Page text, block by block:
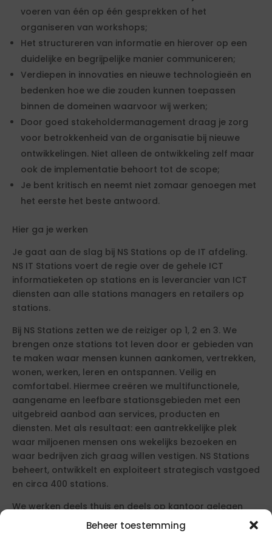
Beheer toestemming
voeren van één op één gesprekken of het
organiseren van workshops;
Het structureren van informatie en hierover op een
duidelijke en begrijpelijke manier communiceren;
Verdiepen in innovaties en nieuwe technologieën en
bedenken hoe we die zouden kunnen toepassen
binnen de domeinen waarvoor wij werken;
Door goed stakeholdermanagement draag je zorg
voor betrokkenheid van de organisatie bij nieuwe
ontwikkelingen. Niet alleen de ontwikkeling zelf maar
ook de implementatie behoort tot de scope;
Je bent kritisch en neemt niet zomaar genoegen met
het eerste het beste antwoord.
Hier ga je werken
Je gaat aan de slag bij NS Stations op de IT afdeling.
NS IT Stations voert de regie over de gehele ICT
informatieketen op stations en is leverancier van ICT
diensten aan alle stations managers en retailers op
stations.
Bij NS Stations zetten we de reiziger op 1, 2 en 3. We
brengen onze stations tot leven door er gebieden van
te maken waar mensen kunnen aankomen, vertrekken,
wonen, werken, leren en ontspannen. Veilig en
comfortabel. Hiermee creëren we multifunctionele,
aangename en leefbare stationsgebieden met een
uitgebreid aanbod aan services, producten en
diensten. Met als resultaat: een aantrekkelijke plek
waar miljoenen mensen ons wekelijks bezoeken en
waar bedrijven zich graag willen vestigen. NS Stations
beheert, ontwikkelt en exploiteert strategisch vastgoed
en circa 400 stations.
We werken deels thuis en deels op kantoor gelegen
naast Utrecht Centraal. Wanneer we op kantoor zijn,
streven we ernaar om aanwezig te zijn met het gehele